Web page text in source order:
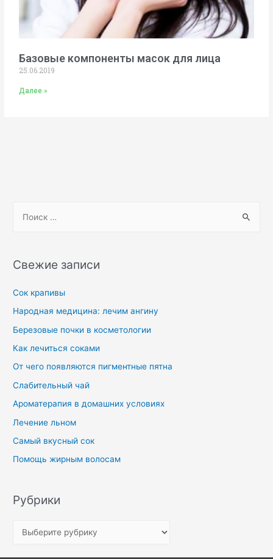
Базовые компоненты масок для лица
25.06.2019
Далее »
Свежие записи
Сок крапивы
Народная медицина: лечим ангину
Березовые почки в косметологии
Как лечиться соками
От чего появляются пигментные пятна
Слабительный чай
Ароматерапия в домашних условиях
Лечение льном
Самый вкусный сок
Помощь жирным волосам
Рубрики